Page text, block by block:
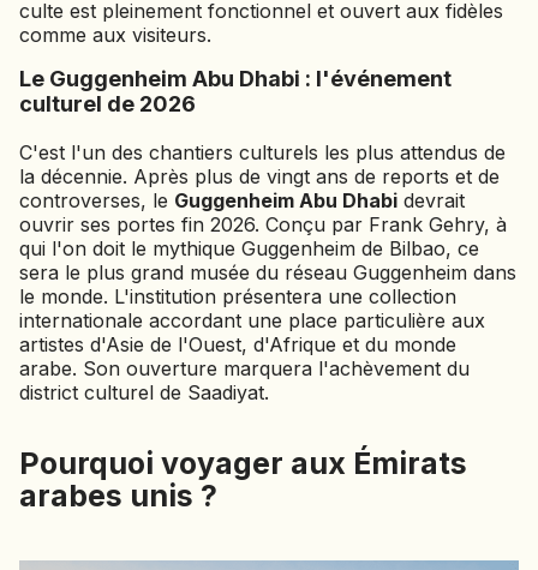
culte est pleinement fonctionnel et ouvert aux fidèles
comme aux visiteurs.
Le Guggenheim Abu Dhabi : l'événement
culturel de 2026
C'est l'un des chantiers culturels les plus attendus de
la décennie. Après plus de vingt ans de reports et de
controverses, le Guggenheim Abu Dhabi devrait
ouvrir ses portes fin 2026. Conçu par Frank Gehry, à
qui l'on doit le mythique Guggenheim de Bilbao, ce
sera le plus grand musée du réseau Guggenheim dans
le monde. L'institution présentera une collection
internationale accordant une place particulière aux
artistes d'Asie de l'Ouest, d'Afrique et du monde
arabe. Son ouverture marquera l'achèvement du
district culturel de Saadiyat.
Pourquoi voyager aux Émirats
arabes unis ?